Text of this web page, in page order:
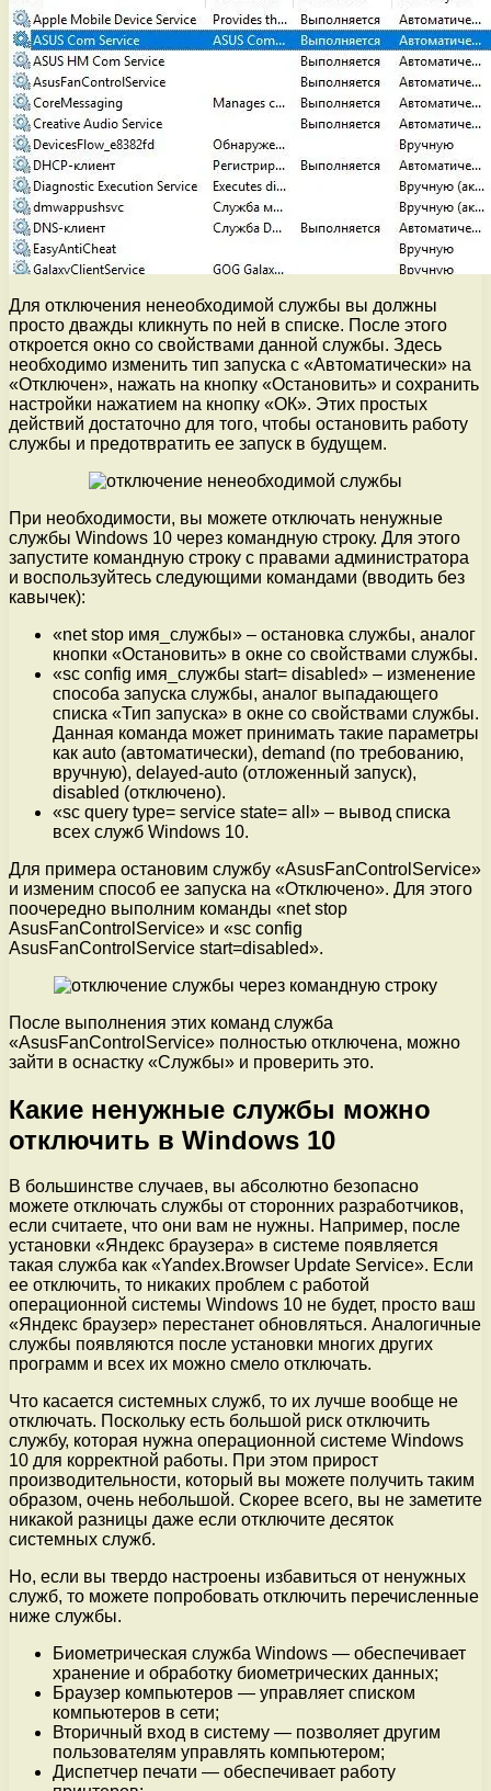
Для отключения ненеобходимой службы вы должны
просто дважды кликнуть по ней в списке. После этого
откроется окно со свойствами данной службы. Здесь
необходимо изменить тип запуска с «Автоматически» на
«Отключен», нажать на кнопку «Остановить» и сохранить
настройки нажатием на кнопку «ОК». Этих простых
действий достаточно для того, чтобы остановить работу
службы и предотвратить ее запуск в будущем.
При необходимости, вы можете отключать ненужные
службы Windows 10 через командную строку. Для этого
запустите командную строку с правами администратора
и воспользуйтесь следующими командами (вводить без
кавычек):
«net stop имя_службы» – остановка службы, аналог
кнопки «Остановить» в окне со свойствами службы.
«sc config имя_службы start= disabled» – изменение
способа запуска службы, аналог выпадающего
списка «Тип запуска» в окне со свойствами службы.
Данная команда может принимать такие параметры
как auto (автоматически), demand (по требованию,
вручную), delayed-auto (отложенный запуск),
disabled (отключено).
«sc query type= service state= all» – вывод списка
всех служб Windows 10.
Для примера остановим службу «AsusFanControlService»
и изменим способ ее запуска на «Отключено». Для этого
поочередно выполним команды «net stop
AsusFanControlService» и «sc config
AsusFanControlService start=disabled».
После выполнения этих команд служба
«AsusFanControlService» полностью отключена, можно
зайти в оснастку «Службы» и проверить это.
Какие ненужные службы можно
отключить в Windows 10
В большинстве случаев, вы абсолютно безопасно
можете отключать службы от сторонних разработчиков,
если считаете, что они вам не нужны. Например, после
установки «Яндекс браузера» в системе появляется
такая служба как «Yandex.Browser Update Service». Если
ее отключить, то никаких проблем с работой
операционной системы Windows 10 не будет, просто ваш
«Яндекс браузер» перестанет обновляться. Аналогичные
службы появляются после установки многих других
программ и всех их можно смело отключать.
Что касается системных служб, то их лучше вообще не
отключать. Поскольку есть большой риск отключить
службу, которая нужна операционной системе Windows
10 для корректной работы. При этом прирост
производительности, который вы можете получить таким
образом, очень небольшой. Скорее всего, вы не заметите
никакой разницы даже если отключите десяток
системных служб.
Но, если вы твердо настроены избавиться от ненужных
служб, то можете попробовать отключить перечисленные
ниже службы.
Биометрическая служба Windows — обеспечивает
хранение и обработку биометрических данных;
Браузер компьютеров — управляет списком
компьютеров в сети;
Вторичный вход в систему — позволяет другим
пользователям управлять компьютером;
Диспетчер печати — обеспечивает работу